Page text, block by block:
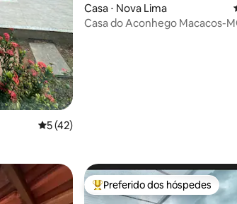
5 de uma avaliação média de 5, 42
5 (42)
Casa ⋅ Nova Lima
Casa do Aconhego Macacos-
Entre os melhores preferidos
Preferido dos hóspedes